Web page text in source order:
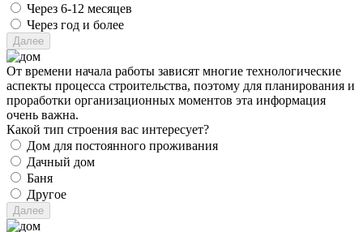
Через 6-12 месяцев
Через год и более
От времени начала работы зависят многие технологические
аспекты процесса строительства, поэтому для планирования и
проработки организационных моментов эта информация
очень важна.
Какой тип строения вас интересует?
Дом для постоянного проживания
Дачный дом
Баня
Другое